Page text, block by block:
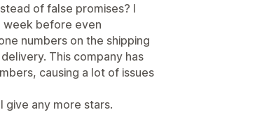
of false promises? I
week before even
numbers on the shipping
This company has
causing a lot of issues
give any more stars.